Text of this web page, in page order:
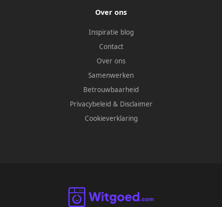
Over ons
Inspiratie blog
Contact
Over ons
Samenwerken
Betrouwbaarheid
Privacybeleid & Disclaimer
Cookieverklaring